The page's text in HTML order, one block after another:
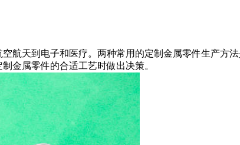
航天到电子和医疗。两种常用的定制金属零件生产方法
金属零件的合适工艺时做出决策。